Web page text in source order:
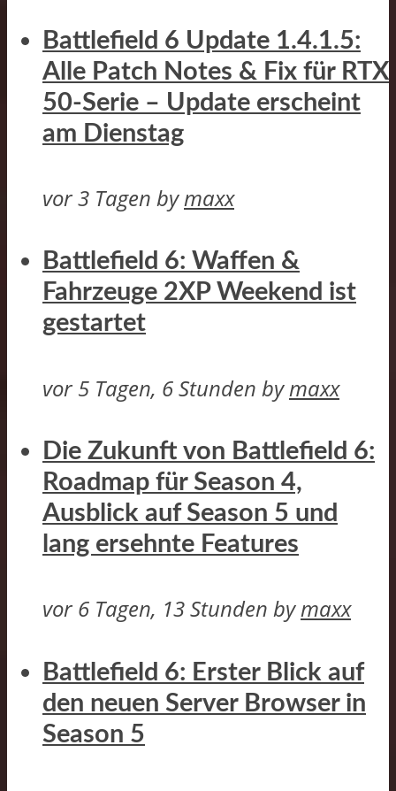
Battlefield 6 Update 1.4.1.5:
Alle Patch Notes & Fix für RTX
50-Serie – Update erscheint
am Dienstag
vor 3 Tagen bymaxx
Battlefield 6: Waffen &
Fahrzeuge 2XP Weekend ist
gestartet
vor 5 Tagen, 6 Stunden bymaxx
Die Zukunft von Battlefield 6:
Roadmap für Season 4,
Ausblick auf Season 5 und
lang ersehnte Features
vor 6 Tagen, 13 Stunden bymaxx
Battlefield 6: Erster Blick auf
den neuen Server Browser in
Season 5